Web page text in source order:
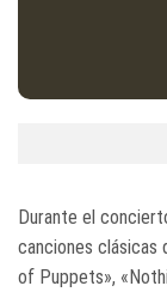
Durante el
canciones clásicas
of Puppets»,